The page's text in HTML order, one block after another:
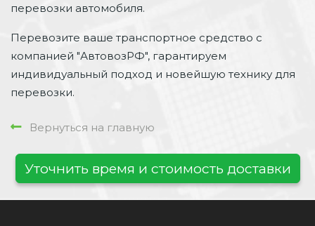
перевозки автомобиля.
Перевозите ваше транспортное средство с
компанией "АвтовозРФ", гарантируем
индивидуальный подход и новейшую технику для
перевозки.
Вернуться на главную
Уточнить время и стоимость доставки